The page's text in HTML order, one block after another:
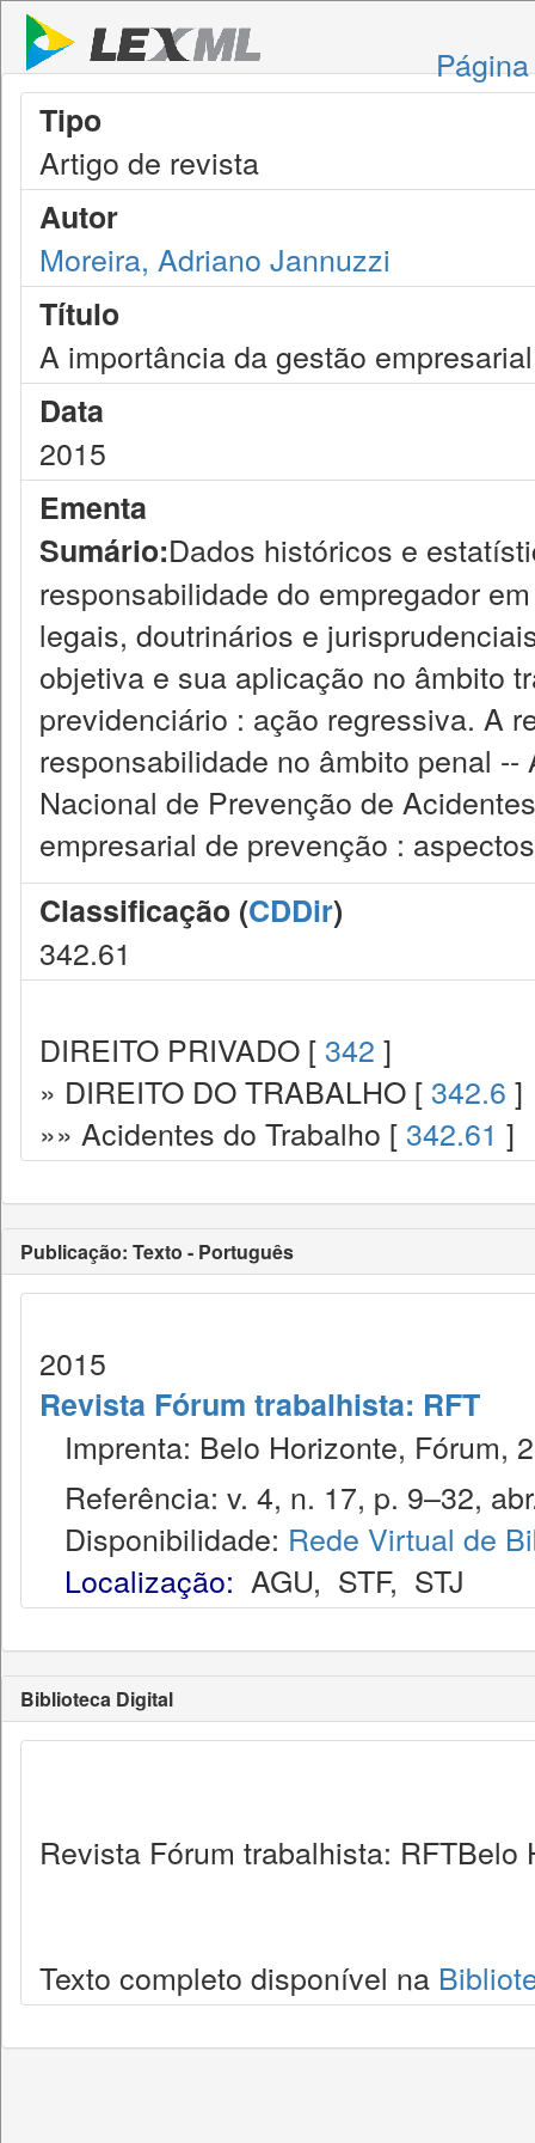
Tipo
Artigo de revista
Autor
Moreira, Adriano Jannuzzi
Título
A importância da gestão
Data
2015
Ementa
Sumário:Dados históricos e
responsabilidade do empregador
legais, doutrinários e
objetiva e sua aplicação no âmbito
previdenciário : ação regressiva. A
responsabilidade no âmbito penal
Nacional de Prevenção de
empresarial de prevenção :
Classificação (CDDir)
342.61
DIREITO PRIVADO [ 342 ]
» DIREITO DO TRABALHO [ 342.6 ]
»» Acidentes do Trabalho [ 342.61 ]
Publicação: Texto - Português
2015
Revista Fórum trabalhista: RFT
Imprenta: Belo Horizonte, Fórum,
Referência: v. 4, n. 17, p. 9–32,
Disponibilidade: Rede Virtual de
Localização: AGU, STF, STJ
Biblioteca Digital
Revista Fórum trabalhista: RFTBelo
Texto completo disponível na